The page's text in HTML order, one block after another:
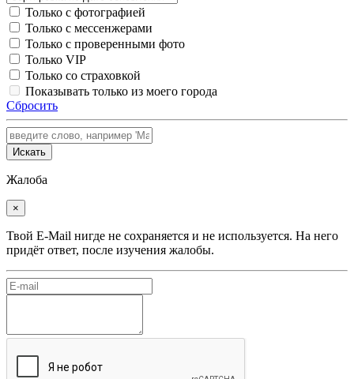
Только с фотографией
Только с мессенжерами
Только с проверенными фото
Только VIP
Только со страховкой
Показывать только из моего города
Сбросить
Искать
Жалоба
×
Твой E-Mail нигде не сохраняется и не используется. На него
придёт ответ, после изучения жалобы.